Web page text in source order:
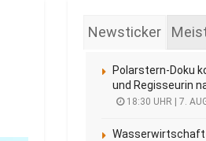
Newsticker
Polarstern-Doku
und Regisseurin
18:30 UHR | 7.
Wasserwirtschaft